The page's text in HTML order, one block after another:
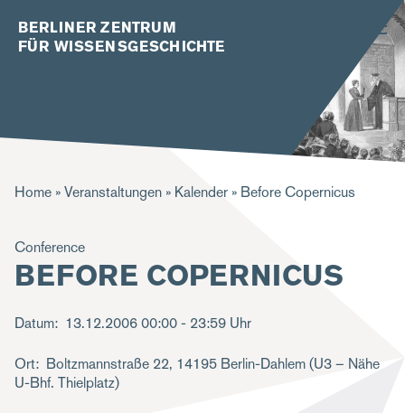
BERLINER ZENTRUM
FÜR WISSENSGESCHICHTE
P
a
d
n
v
Home Veranstaltungen Kalender Before Copernicus
Conference
BEFORE COPERNICUS
Datum 13.12.200600:00 - 23:59 Uhr
Ort
Boltzmannstraße 22, 14195 Berlin-Dahlem (U3 – Nähe
U-Bhf. Thielplatz)